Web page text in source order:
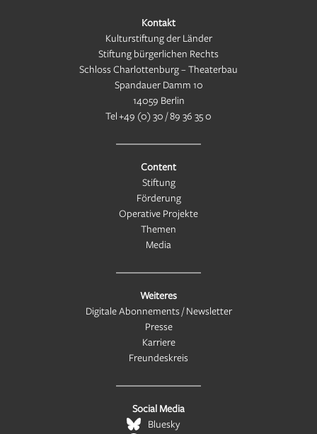
Kontakt
Kulturstiftung der Länder
Stiftung bürgerlichen Rechts
Schloss Charlottenburg – Theaterbau
Spandauer Damm 10
14059 Berlin
Tel+49 (0) 30 / 89 36 35 0
Content
Stiftung
Förderung
Operative Projekte
Themen
Media
Weiteres
Digitale Abonnements / Newsletter
Presse
Karriere
Freundeskreis
Social Media
Bluesky